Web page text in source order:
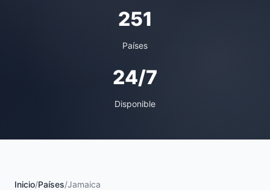
251
Países
24/7
Disponible
Inicio/Países/Jamaica